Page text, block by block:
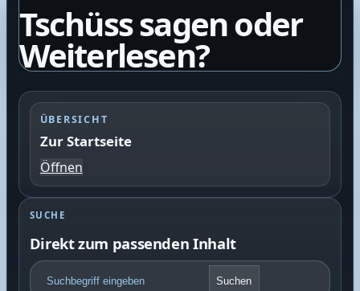
Tschüss sagen oder
Weiterlesen?
ÜBERSICHT
Zur Startseite
Öffnen
SUCHE
Direkt zum passenden Inhalt
F
o
Suchen